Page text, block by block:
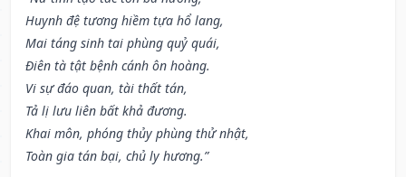
Huynh đệ tương hiềm tựa hổ lang,
Mai táng sinh tai phùng quỷ quái,
Điên tà tật bệnh cánh ôn hoàng.
Vi sự đáo quan, tài thất tán,
Tả lị lưu liên bất khả đương.
Khai môn, phóng thủy phùng thử nhật,
Toàn gia tán bại, chủ ly hương.”